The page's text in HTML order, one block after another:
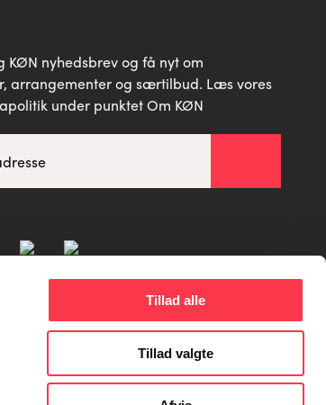
Tillad alle
Tillad valgte
KØN nyhedsbrev og få nyt om
arrangementer og særtilbud. Læs vores
under punktet Om KØN